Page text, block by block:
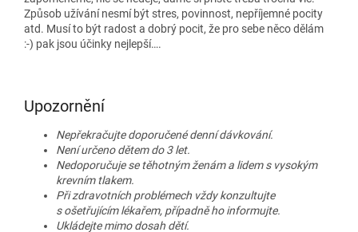
Způsob užívání nesmí být stres, povinnost, nepříjemné pocity
atd. Musí to být radost a dobrý pocit, že pro sebe něco dělám
:-) pak jsou účinky nejlepší….
Upozornění
Nepřekračujte doporučené denní dávkování.
Není určeno dětem do 3 let.
Nedoporučuje se těhotným ženám a lidem s vysokým
krevním tlakem.
Při zdravotních problémech vždy konzultujte
s ošetřujícím lékařem, případně ho informujte.
Ukládejte mimo dosah dětí.